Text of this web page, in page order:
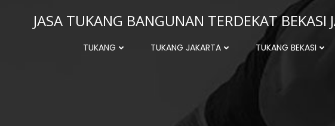
JASA TUKANG BANGUNAN TERDEKAT BEKASI
TUKANG TUKANG JAKARTA TUKANG BEKASI